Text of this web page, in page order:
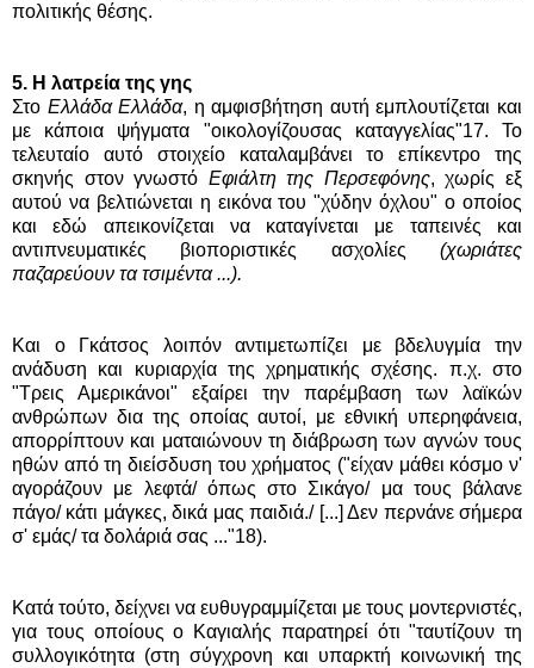
πολιτικής θέσης.
5. Η λατρεία της γης
Στο Ελλάδα Ελλάδα, η αμφισβήτηση αυτή εμπλουτίζεται και
με κάποια ψήγματα "οικολογίζουσας καταγγελίας"17. Το
τελευταίο αυτό στοιχείο καταλαμβάνει το επίκεντρο της
σκηνής στον γνωστό Εφιάλτη της Περσεφόνης, χωρίς εξ
αυτού να βελτιώνεται η εικόνα του "χύδην όχλου" ο οποίος
και εδώ απεικονίζεται να καταγίνεται με ταπεινές και
αντιπνευματικές βιοποριστικές ασχολίες (χωριάτες
παζαρεύουν τα τσιμέντα ...).
Και ο Γκάτσος λοιπόν αντιμετωπίζει με βδελυγμία την
ανάδυση και κυριαρχία της χρηματικής σχέσης. π.χ. στο
"Τρεις Αμερικάνοι" εξαίρει την παρέμβαση των λαϊκών
ανθρώπων δια της οποίας αυτοί, με εθνική υπερηφάνεια,
απορρίπτουν και ματαιώνουν τη διάβρωση των αγνών τους
ηθών από τη διείσδυση του χρήματος ("είχαν μάθει κόσμο ν'
αγοράζουν με λεφτά/ όπως στο Σικάγο/ μα τους βάλανε
πάγο/ κάτι μάγκες, δικά μας παιδιά./ [...] Δεν περνάνε σήμερα
σ' εμάς/ τα δολάριά σας ..."18).
Κατά τούτο, δείχνει να ευθυγραμμίζεται με τους μοντερνιστές,
για τους οποίους ο Καγιαλής παρατηρεί ότι "ταυτίζουν τη
συλλογικότητα (στη σύγχρονη και υπαρκτή κοινωνική της